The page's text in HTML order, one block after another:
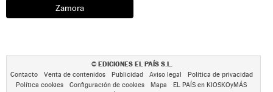
Zamora
© EDICIONES EL PAÍS S.L.
Contacto Venta de contenidos Publicidad Aviso legal
Política de privacidad
Política cookies
Configuración de cookies Mapa
EL PAÍS en KIOSKOyMÁS